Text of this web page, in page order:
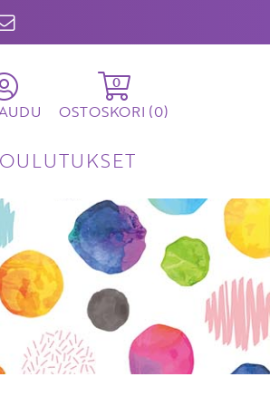
0
OSTOSKORI (0)